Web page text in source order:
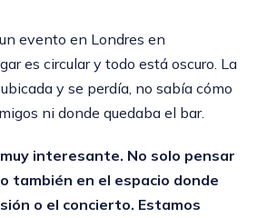
evento en Londres en
es circular y todo está oscuro. La
y se perdía, no sabía cómo
ni donde quedaba el bar.
interesante. No solo pensar
también en el espacio donde
o el concierto. Estamos